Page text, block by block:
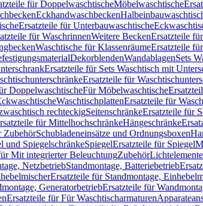
für DoppelwaschtischeMöbelwaschtische
Eckhandwaschbecken
Ersatzteile für Unterbauwaschtische
für WaschrinnenWeitere BeckenErsatzteile
Waschtische für KlassenräumeErsatzteile
DekorblendenWandablagenSets
Ersatzteile für Sets Waschtisch mit
Ersatzteile für
DoppelwaschtischeFür Möbelwaschtische
WaschtischplattenErsatzteile für
rechteckigSeitenschränkeErsatzteile für
für MittelhochschränkeHängeschränke
ZubehörSchubladeneinsätze und Ordnungsboxen
und SpiegelschränkeSpiegelErsatzteile für Spiegel
Mit integrierter BeleuchtungZubehörLichtelemente
NetzbetriebStandmontage, Batteriebetrieb
Ersatzteile für Standmontage,
GeneratorbetriebErsatzteile für
Ersatzteile für Für Waschtischarmaturen